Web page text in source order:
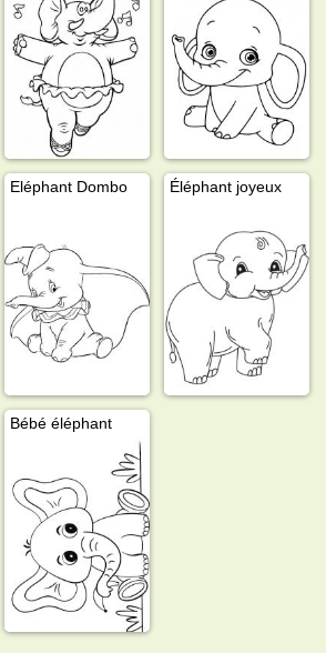
Eléphant Dombo Éléphant joyeux
Bébé éléphant